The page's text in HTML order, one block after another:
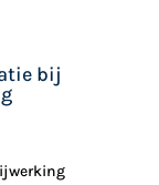
bij